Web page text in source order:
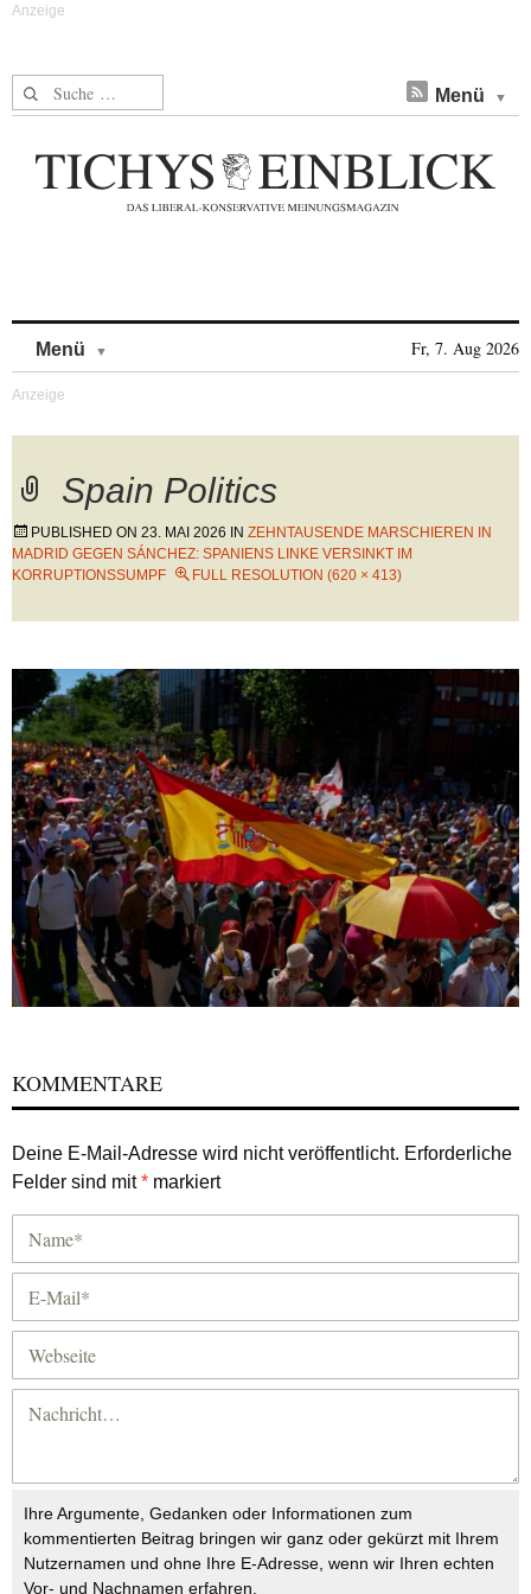
Suche nach: Menü
Menü Fr, 7. Aug 2026
Spain Politics
PUBLISHED ON 23. MAI 2026 IN ZEHNTAUSENDE MARSCHIEREN IN
MADRID GEGEN SÁNCHEZ: SPANIENS LINKE VERSINKT IM
KORRUPTIONSSUMPF
FULL RESOLUTION (620 × 413)
KOMMENTARE
Deine E-Mail-Adresse wird nicht veröffentlicht. Erforderliche
Felder sind mit* markiert
Ihre Argumente, Gedanken oder Informationen zum
kommentierten Beitrag bringen wir ganz oder gekürzt mit Ihrem
Nutzernamen und ohne Ihre E-Adresse, wenn wir Ihren echten
Vor- und Nachnamen erfahren.